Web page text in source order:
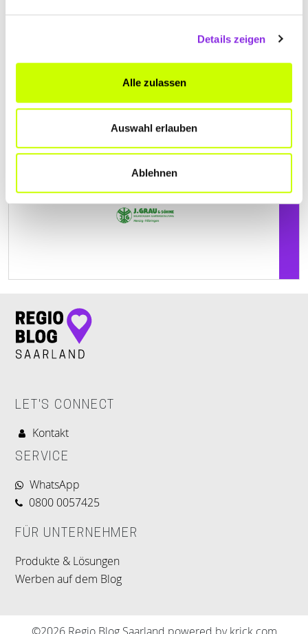
Details zeigen
Alle zulassen
Auswahl erlauben
Ablehnen
+4968612086
j-grau-soehne-baumschule.weblocator.de
LET'S CONNECT
Kontakt
SERVICE
WhatsApp
0800 0057425
FÜR UNTERNEHMER
Produkte & Lösungen
Werben auf dem Blog